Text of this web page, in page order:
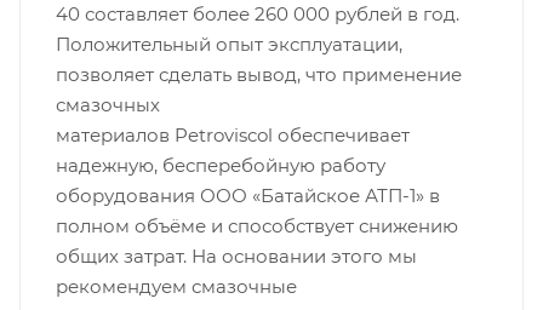
40 составляет более 260 000 рублей в год.
Положительный опыт эксплуатации,
позволяет сделать вывод, что применение
смазочных
материалов Petroviscol обеспечивает
надежную, бесперебойную работу
оборудования ООО «Батайское АТП-1» в
полном объёме и способствует снижению
общих затрат. На основании этого мы
рекомендуем смазочные